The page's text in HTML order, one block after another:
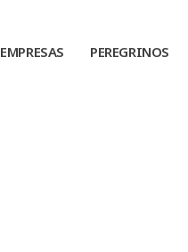
EMPRESAS PEREGRINOS